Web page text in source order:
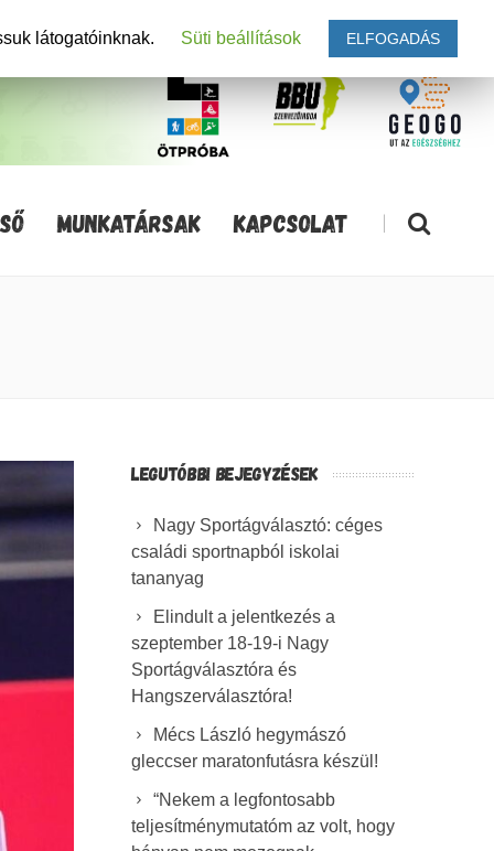
MUNKATÁRSAK KAPCSOLAT |
LEGUTÓBBI BEJEGYZÉSEK
Nagy Sportágválasztó: céges
családi sportnapból iskolai
tananyag
Elindult a jelentkezés a
szeptember 18-19-i Nagy
Sportágválasztóra és
Hangszerválasztóra!
Mécs László hegymászó
gleccser maratonfutásra készül!
“Nekem a legfontosabb
teljesítménymutatóm az volt, hogy
látogatóinknak. Süti beállítások ELFOGADÁS